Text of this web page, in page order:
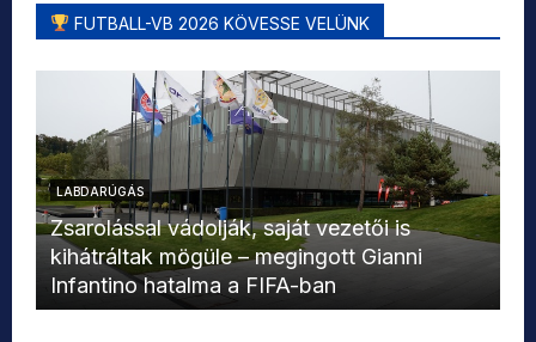
FUTBALL-VB 2026 KÖVESSE VELÜNK
LABDARÚGÁS
Zsarolással vádolják, saját vezetői is
kihátráltak mögüle – megingott Gianni
Infantino hatalma a FIFA-ban